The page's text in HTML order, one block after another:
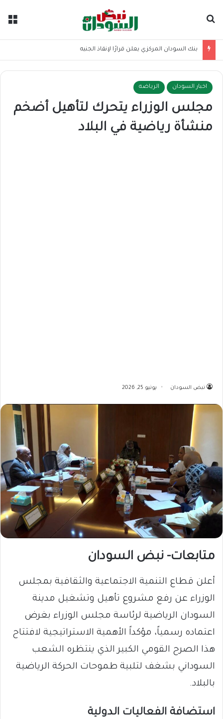
بنك السودان المركزي يعلن قرارًا لإنقاذ الجنيه
اخبار السودان الرياضه
مجلس الوزراء يتحرك لتأهيل أضخم
منشأة رياضية في البلاد
نبض السودان يونيو 25, 2026
متابعات- نبض السودان
أعلن قطاع التنمية الاجتماعية والثقافية بمجلس
الوزراء عن رفع مشروع تأهيل وتشغيل مدينة
السودان الرياضية لرئاسة مجلس الوزراء بغرض
اعتماده رسمياً، مؤكداً الأهمية الاستراتيجية لافتتاح
هذا الصرح القومي الكبير الذي ينتظره الشعب
السوداني بشغف لتلبية طموحات الحركة الرياضية
بالبلاد.
استضافة الفعاليات الدولية